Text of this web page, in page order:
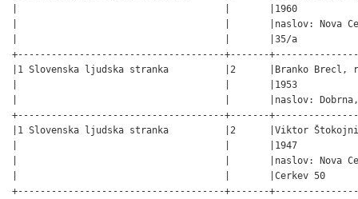
|                                     |       |1960
|                                     |       |naslov: Nova
|                                     |       |35/a
+-------------------------------------+-------
|1 Slovenska ljudska stranka          |2      |Branko
|                                     |       |1953
|                                     |       |naslov: Dobrna,
+-------------------------------------+-------
|1 Slovenska ljudska stranka          |2      |Viktor
|                                     |       |1947
|                                     |       |naslov: Nova
|                                     |       |Cerkev 50
+-------------------------------------+-------